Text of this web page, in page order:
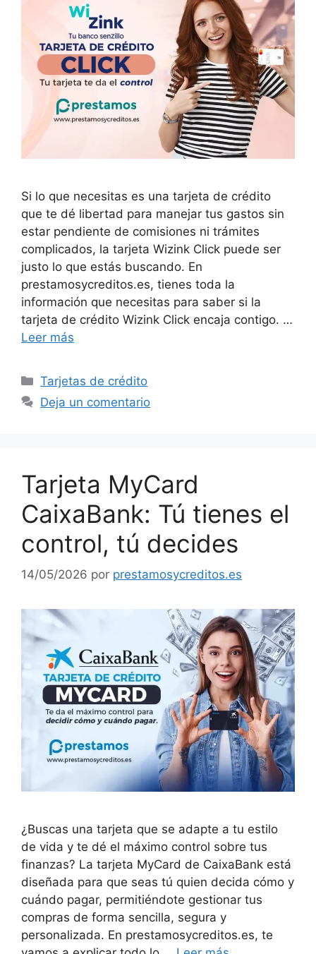
Si lo que necesitas es una tarjeta de crédito
que te dé libertad para manejar tus gastos sin
estar pendiente de comisiones ni trámites
complicados, la tarjeta Wizink Click puede ser
justo lo que estás buscando. En
prestamosycreditos.es, tienes toda la
información que necesitas para saber si la
tarjeta de crédito Wizink Click encaja contigo. …
Leer más
Categorías
Tarjetas de crédito
Deja un comentario
Tarjeta MyCard
CaixaBank: Tú tienes el
control, tú decides
14/05/2026 por prestamosycreditos.es
¿Buscas una tarjeta que se adapte a tu estilo
de vida y te dé el máximo control sobre tus
finanzas? La tarjeta MyCard de CaixaBank está
diseñada para que seas tú quien decida cómo y
cuándo pagar, permitiéndote gestionar tus
compras de forma sencilla, segura y
personalizada. En prestamosycreditos.es, te